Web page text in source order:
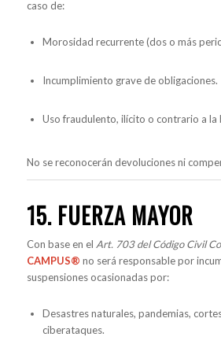
caso de:
Morosidad recurrente (dos o más
Incumplimiento grave de obligaciones.
Uso fraudulento, ilícito o contrario a la
No se reconocerán devoluciones ni
15. FUERZA MAYOR
Con base en el Art. 703 del Código Civil
CAMPUS® no será responsable por
suspensiones ocasionadas por:
Desastres naturales, pandemias,
ciberataques.